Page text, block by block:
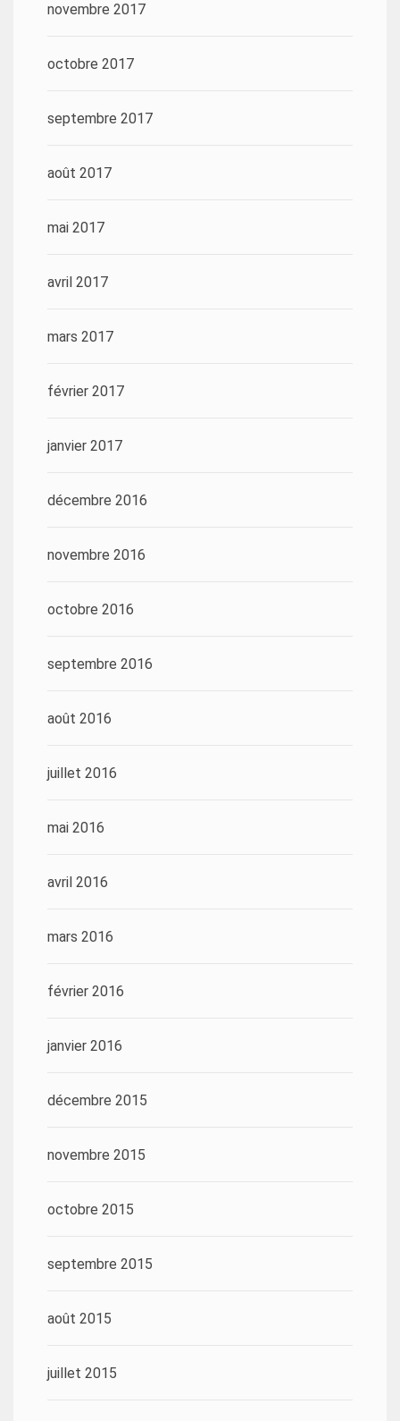
novembre 2017
octobre 2017
septembre 2017
août 2017
mai 2017
avril 2017
mars 2017
février 2017
janvier 2017
décembre 2016
novembre 2016
octobre 2016
septembre 2016
août 2016
juillet 2016
mai 2016
avril 2016
mars 2016
février 2016
janvier 2016
décembre 2015
novembre 2015
octobre 2015
septembre 2015
août 2015
juillet 2015